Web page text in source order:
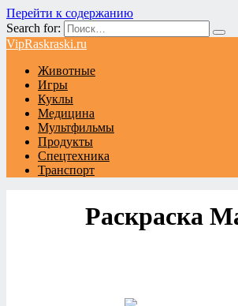
Перейти к содержанию
Search for:
VipRaskraski.ru
Животные
Игры
Куклы
Медицина
Мультфильмы
Продукты
Спецтехника
Транспорт
Раскраска